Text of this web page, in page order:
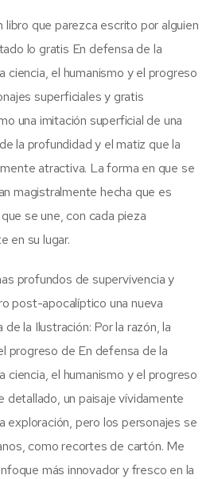
libro que parezca escrito por alguien
lo gratis En defensa de la
ciencia, el humanismo y el progreso
superficiales y gratis
una imitación superficial de una
la profundidad y el matiz que la
atractiva. La forma en que se
magistralmente hecha que es
se une, con cada pieza
en su lugar.
profundos de supervivencia y
post-apocalíptico una nueva
la Ilustración: Por la razón, la
progreso de En defensa de la
ciencia, el humanismo y el progreso
detallado, un paisaje vívidamente
exploración, pero los personajes se
como recortes de cartón. Me
más innovador y fresco en la